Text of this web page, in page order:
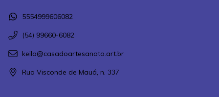
5554999606082
(54) 99660-6082
keila@casadoartesanato.art.br
Rua Visconde de Mauá, n. 337